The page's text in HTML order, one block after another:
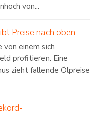
von...
Preise nach oben
von einem sich
profitieren. Eine
zieht fallende Ölpreise